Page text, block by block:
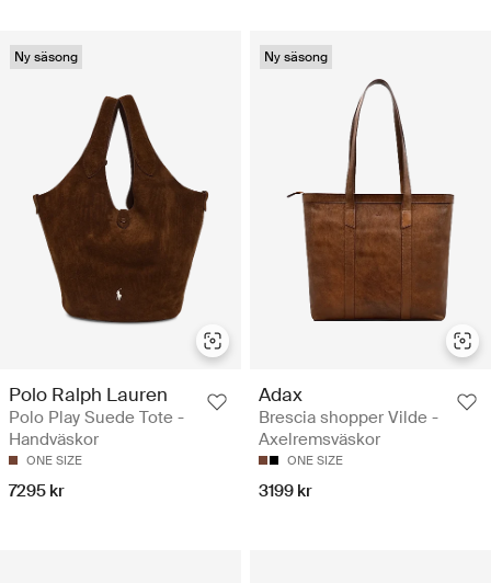
Ny säsong
Polo Ralph Lauren
Polo Play Suede Tote -
Handväskor
ONE SIZE
7295 kr
Ny säsong
Adax
Brescia shopper Vilde -
Axelremsväskor
ONE SIZE
3199 kr